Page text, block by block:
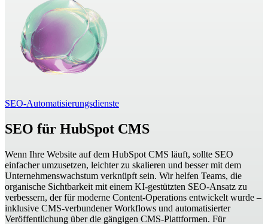
SEO-Automatisierungsdienste
SEO für HubSpot CMS
Wenn Ihre Website auf dem HubSpot CMS läuft, sollte SEO
einfacher umzusetzen, leichter zu skalieren und besser mit dem
Unternehmenswachstum verknüpft sein. Wir helfen Teams, die
organische Sichtbarkeit mit einem KI-gestützten SEO-Ansatz zu
verbessern, der für moderne Content-Operations entwickelt wurde –
inklusive CMS-verbundener Workflows und automatisierter
Veröffentlichung über die gängigen CMS-Plattformen. Für